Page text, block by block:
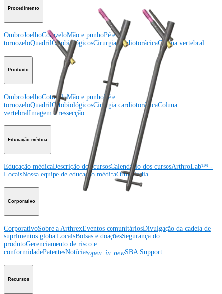
Procedimento
OmbroJoelhoCotoveloMão e punhoPé e
tornozeloQuadrilOrtobiológicosCirurgia cardiotorácicaColuna vertebral
Producto
OmbroJoelhoCotoveloMão e punhoPé e
tornozeloQuadrilOrtobiológicosCirurgia cardiotorácicaColuna
vertebralImagem e ressecção
Educação médica
Educação médicaDescrição dos cursosCalendário dos cursosArthroLab™ -
LocaisNossa equipe de educação médicaOrthoPedia
Corporativo
CorporativoSobre a ArthrexEventos comunitáriosDivulgação da cadeia de
suprimentos globalLocaisBolsas e doaçõesSegurança do
produtoGerenciamento de risco e
conformidadePatentesNotíciasopen_in_newSBA Support
Recursos